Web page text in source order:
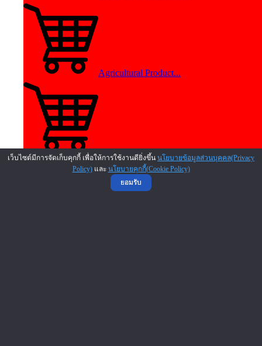
เว็บไซต์มีการจัดเก็บคุกกี้ เพื่อให้การใช้งานดียิ่งขึ้น นโยบายข้อมูลส่วนบุคคล(Privacy
Policy)และ นโยบายคุกกี้(Cookie Policy)
ยอมรับ
Agricultural Product...
Shoe and Leather Fra...